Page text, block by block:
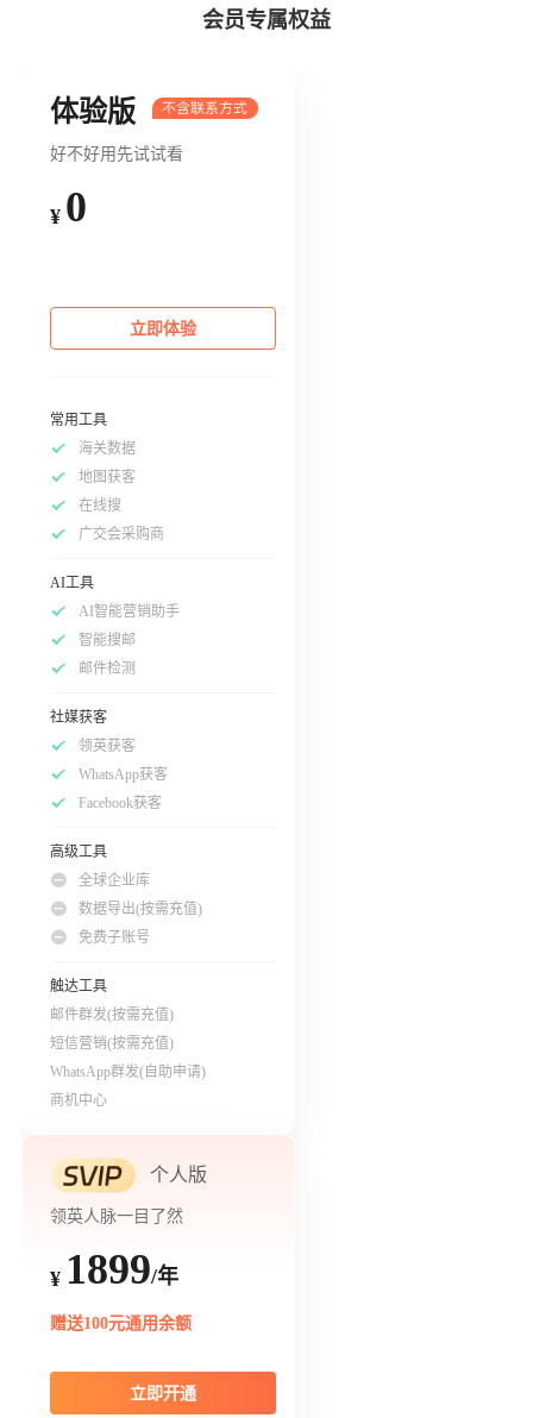
会员专属权益
体验版
好不好用先试试看
¥ 0
立即体验
常用工具
海关数据
地图获客
在线搜
广交会采购商
AI工具
AI智能营销助手
智能搜邮
邮件检测
社媒获客
领英获客
WhatsApp获客
Facebook获客
高级工具
全球企业库
数据导出(按需充值)
免费子账号
触达工具
邮件群发(按需充值)
短信营销(按需充值)
WhatsApp群发(自助申请)
商机中心
个人版
领英人脉一目了然
¥ 1899/年
赠送100元通用余额
立即开通